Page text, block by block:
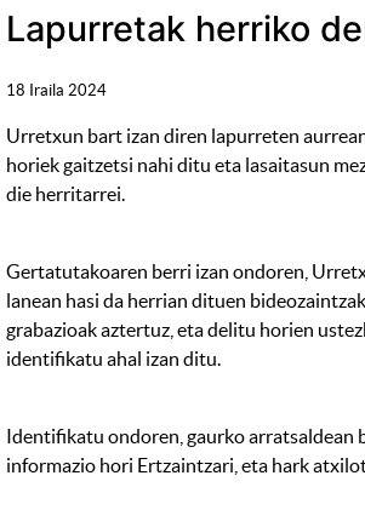
Lapurretak herriko
18 Iraila 2024
Urretxun bart izan diren lapurreten
horiek gaitzetsi nahi ditu eta lasaitasun
die herritarrei.
Gertatutakoaren berri izan ondoren,
lanean hasi da herrian dituen
grabazioak aztertuz, eta delitu horien
identifikatu ahal izan ditu.
Identifikatu ondoren, gaurko arratsaldean
informazio hori Ertzaintzari, eta hark